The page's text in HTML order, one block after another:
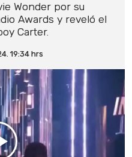
Wonder por su
Awards y reveló el
Carter.
19:34 hrs